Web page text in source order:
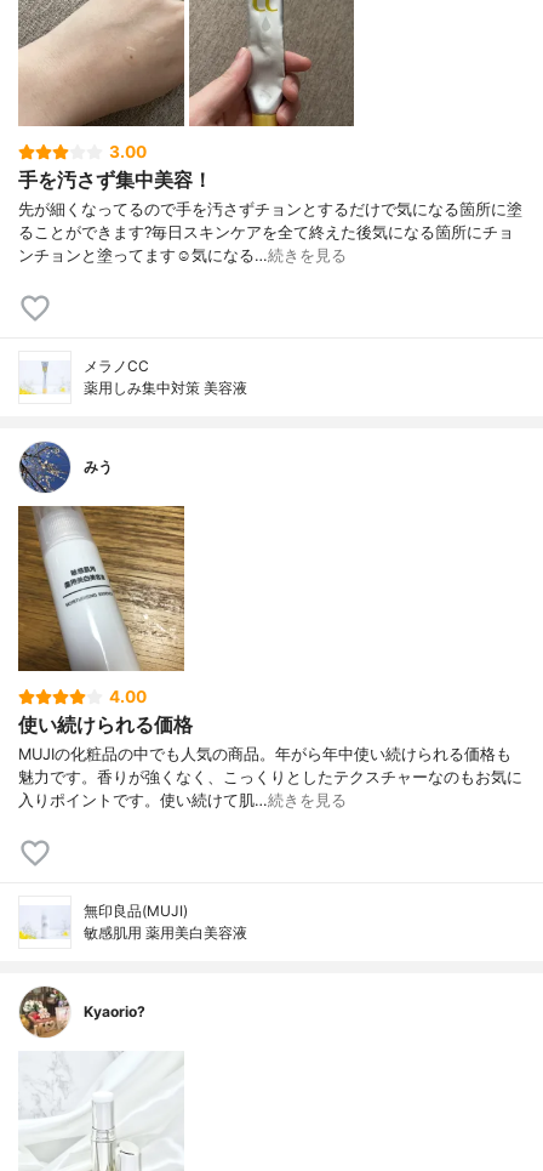
3.00
手を汚さず集中美容！
先が細くなってるので手を汚さずチョンとするだけで気になる箇所に塗
ることができます?毎日スキンケアを全て終えた後気になる箇所にチョ
ンチョンと塗ってます☺️気になる…続きを見る
メラノCC
薬用しみ集中対策 美容液
みう
4.00
使い続けられる価格
MUJIの化粧品の中でも人気の商品。年がら年中使い続けられる価格も
魅力です。香りが強くなく、こっくりとしたテクスチャーなのもお気に
入りポイントです。使い続けて肌…続きを見る
無印良品(MUJI)
敏感肌用 薬用美白美容液
Kyaorio?